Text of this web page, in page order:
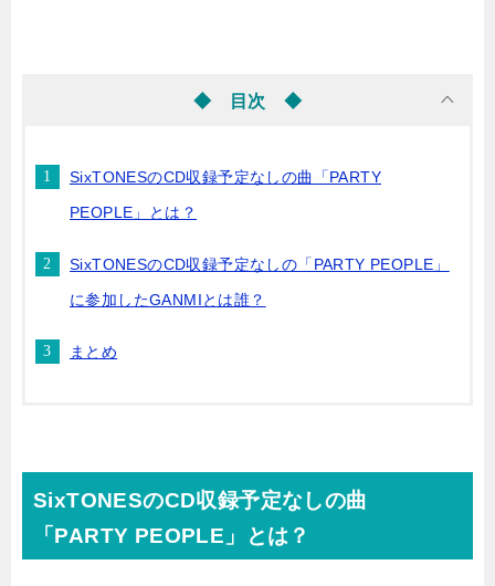
◆ 目次 ◆
SixTONESのCD収録予定なしの曲「PARTY
PEOPLE」とは？
SixTONESのCD収録予定なしの「PARTY PEOPLE」
に参加したGANMIとは誰？
まとめ
SixTONESのCD収録予定なしの曲
「PARTY PEOPLE」とは？